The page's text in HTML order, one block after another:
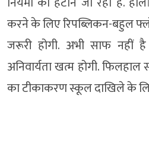
करने के लिए रिपब्लिकन-बहुल
जरूरी होगी. अभी साफ नहीं
अनिवार्यता खत्म होगी. फिलहाल
का टीकाकरण स्कूल दाखिले के